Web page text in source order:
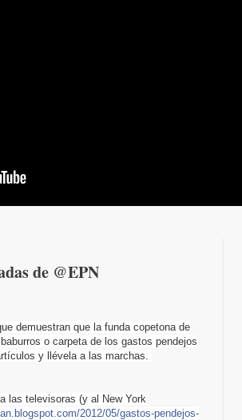
de @EPN
demuestran que la funda copetona de
o carpeta de los gastos pendejos
y llévela a las marchas.
las televisoras (y al New York
2012/05/gastos-pendejos-